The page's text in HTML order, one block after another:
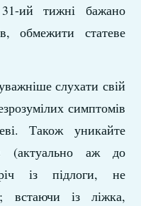
ий тижні бажано
обмежити статеве
слухати свій
симптомів
Також уникайте
(актуально аж до
із підлоги, не
встаючи із ліжка,